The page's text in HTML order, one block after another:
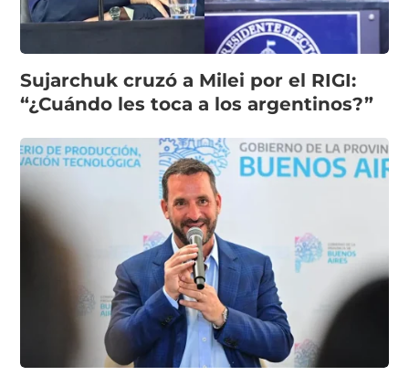
Sujarchuk cruzó a Milei por el RIGI:
“¿Cuándo les toca a los argentinos?”